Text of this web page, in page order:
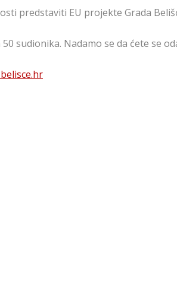
predstaviti EU projekte Grada
sudionika. Nadamo se da ćete se